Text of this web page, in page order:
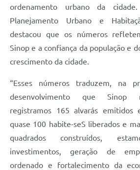
ordenamento urbano da
Planejamento Urbano e
destacou que os números
Sinop e a confiança da população e
crescimento da cidade.
“Esses números traduzem, na
desenvolvimento que Sinop
registramos 165 alvarás emitidos
quase 100 habite-seS liberados e
quadrados construídos,
investimentos, geração de
ordenado e fortalecimento da